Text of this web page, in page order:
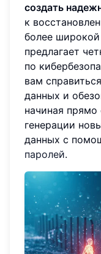
создать
к
более широкой
предлагает
по
вам
данных и
начиная
генерации
данных с
паролей.